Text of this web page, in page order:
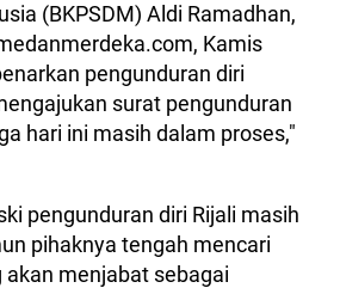
(BKPSDM) Aldi Ramadhan,
Kamis
pengunduran diri
surat pengunduran
hari ini masih dalam proses,"
pengunduran diri Rijali masih
pihaknya tengah mencari
menjabat sebagai